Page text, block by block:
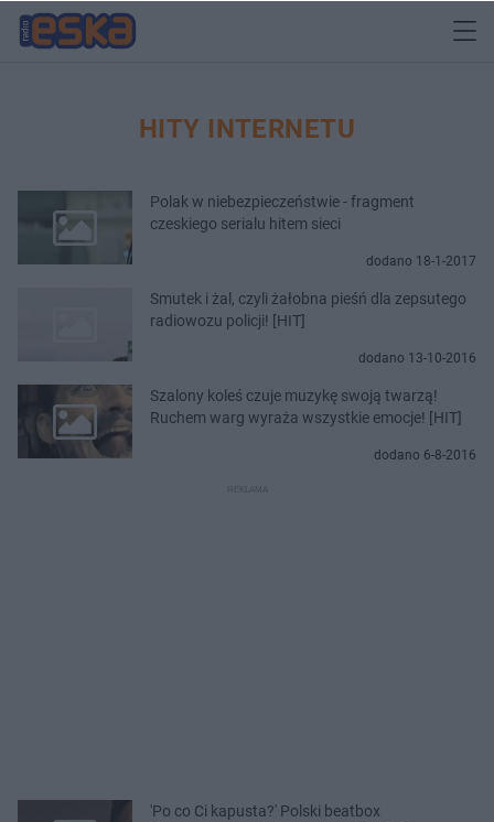
HITY INTERNETU
Polak w niebezpieczeństwie - fragment
czeskiego serialu hitem sieci
dodano 18-1-2017
Smutek i żal, czyli żałobna pieśń dla zepsutego
radiowozu policji! [HIT]
dodano 13-10-2016
Szalony koleś czuje muzykę swoją twarzą!
Ruchem warg wyraża wszystkie emocje! [HIT]
dodano 6-8-2016
'Po co Ci kapusta?' Polski beatbox